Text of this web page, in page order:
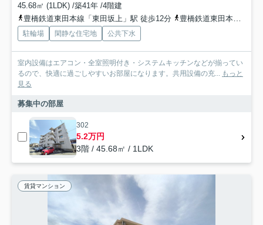
45.68㎡ (1LDK) /築41年 /4階建
豊橋鉄道東田本線「東田坂上」駅 徒歩12分
豊橋鉄道東田本線「前畑」駅 徒歩12分
駐輪場 閑静な住宅地 公共下水
室内設備はエアコン・全室照明付き・システムキッチンなどが揃ってい
るので、快適に過ごしやすいお部屋になります。共用設備の充...
もっと
見る
募集中の部屋
302
5.2万円
3階 / 45.68㎡ / 1LDK
賃貸マンション